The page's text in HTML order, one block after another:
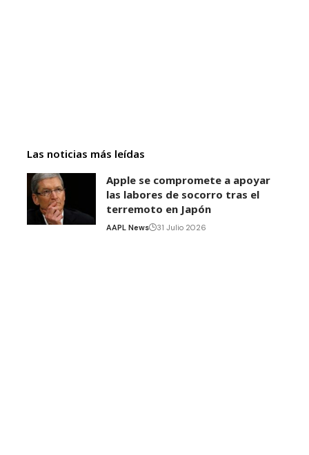
Las noticias más leídas
Apple se compromete a apoyar
las labores de socorro tras el
terremoto en Japón
AAPL News 31 Julio 2026